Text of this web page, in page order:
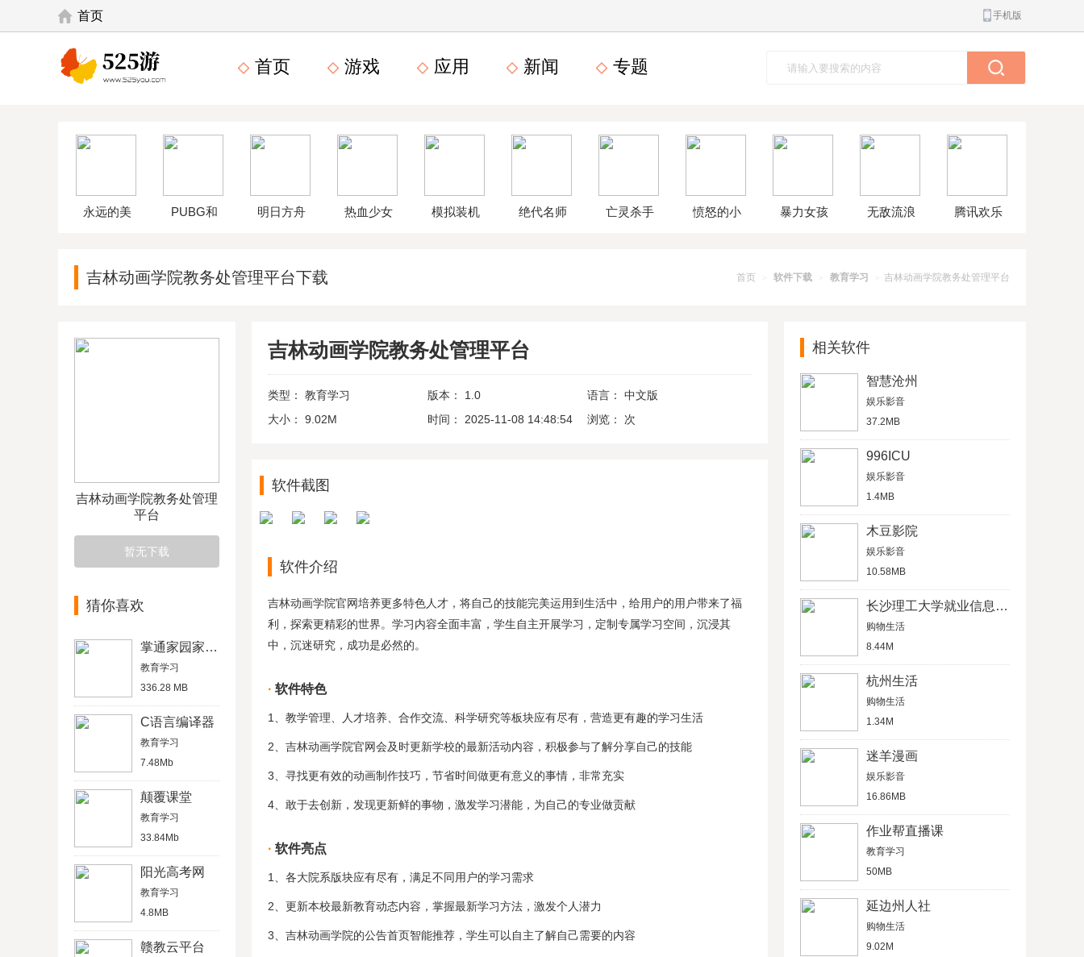
首页 手机版
首页 游戏 应用 新闻 专题
永远的美
解版
PUBG和
验服
明日方舟 热血少女 模拟装机 绝代名师 亡灵杀手 愤怒的小
战2破解版
暴力女孩
化版
无敌流浪 腾讯欢乐
版
首页 > 软件下载 > 教育学习 > 吉林动画学院教务处管理平台
吉林动画学院教务处管理平台下载
吉林动画学院教务处管理
平台
暂无下载
猜你喜欢
掌通家园家长版
教育学习
336.28 MB
C语言编译器
教育学习
7.48Mb
颠覆课堂
教育学习
33.84Mb
阳光高考网
教育学习
4.8MB
赣教云平台
吉林动画学院教务处管理平台
类型： 教育学习 版本： 1.0 语言：
中文版
大小：
9.02M 时间： 2025-11-08 14:48:54 浏览： 次
软件截图
软件介绍
吉林动画学院官网培养更多特色人才，将自己的技能完美运用到生活中，给用户的用户带来了福
利，探索更精彩的世界。学习内容全面丰富，学生自主开展学习，定制专属学习空间，沉浸其
中，沉迷研究，成功是必然的。
软件特色
1、教学管理、人才培养、合作交流、科学研究等板块应有尽有，营造更有趣的学习生活
2、吉林动画学院官网会及时更新学校的最新活动内容，积极参与了解分享自己的技能
3、寻找更有效的动画制作技巧，节省时间做更有意义的事情，非常充实
4、敢于去创新，发现更新鲜的事物，激发学习潜能，为自己的专业做贡献
软件亮点
1、各大院系版块应有尽有，满足不同用户的学习需求
2、更新本校最新教育动态内容，掌握最新学习方法，激发个人潜力
3、吉林动画学院的公告首页智能推荐，学生可以自主了解自己需要的内容
相关软件
智慧沧州
娱乐影音
37.2MB
996ICU
娱乐影音
1.4MB
木豆影院
娱乐影音
10.58MB
长沙理工大学就业信息网学生信息管理平台
购物生活
8.44M
杭州生活
购物生活
1.34M
迷羊漫画
娱乐影音
16.86MB
作业帮直播课
教育学习
50MB
延边州人社
购物生活
9.02M